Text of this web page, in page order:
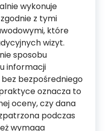
wykonuje
z tymi
które
wizyt.
sposobu
informacji
bezpośredniego
oznacza to
oceny, czy dana
podczas
wymaga